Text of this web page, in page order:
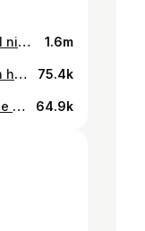
Lieve Zaar, ik ken je helemaal niet echt, een aantal keer kwamen we elkaar tegen, maar ik voelde al vrij snel dat je een verhaal te vertellen had. Ik ben je ontzettend dankbaar dat je dit bij mij wilde doen. Het waren heftige onderwerpen die voorbij kwamen, zoals je donkere en zware depressies, het vele drank en drugs gebruik, het gesprek om zelfmoordgedachtes maakte diepe indruk. Gelukkig was er ook ruimte voor bijzondere thema’s als het geloof en je kindje & natuurlijk de liefde ;) Nogmaals, bedankt dat je mij vertrouwde om zo open en kwetsbaar je verhaal te delen. Lieve kijkers, het is een pittige, maar mooie aflevering geworden! Enjoy! X Denk je aan Zelfmoord? Hulp is beschikbaar! Praat vandaag nog met iemand via 113 Zelfmoordpreventie. 1.6m
De allerlaatste aflevering van het seizoen en wat voor één… Samen met Jutta praat ik over haar topsport carrière, de liefde, haar onzekerheden, haar oneindige discipline, ook is ze erg openhartig over haar strijd met voeding en lichaam en de struggles die hier mee gepaard gingen. Lieverd, bedankt dat je je verhaal bij mij wilde doen, ik ben echt ontzettend blij met het eindresultaat! Succes komende periode & geniet van de liefde en al de mooie dingen die gebeuren! 🫶🏻 Lieve kijkers, eigenlijk best een beetje verdrietig, alweer de laatste aflevering van het seizoen… Wel een pareltje, al zeg ik het zelf… 😛 Mega mega bedankt voor jullie support en lieve reacties de afgelopen weken! We zijn snel terug met nieuwe video’s, beloofd!! ❤️ 75.4k
Mijn hart explodeert van liefde en trots, trots op mijn zus, trots op deze kleine vent. Ik ben oom!!! 🥹🥹 Welkom lieve James! 🤍🤍🤍 64.9k